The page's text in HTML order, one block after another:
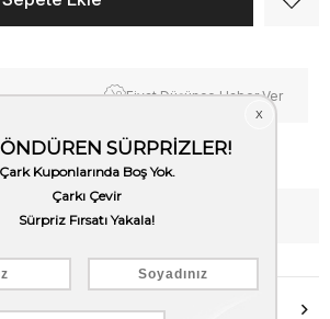
Fiyat Düşünce Haber Ver
WhatsApp’tan Bilgi Al